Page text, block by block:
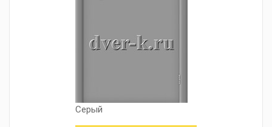
Серый